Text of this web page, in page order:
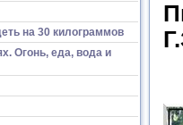
на 30 килограммов
Огонь, еда, вода и